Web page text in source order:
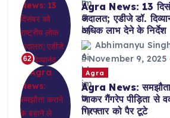
62
Agra News: 13
अदालत; एडीजे डॉ.
अधिक लाभ देने के निर्देश
Abhimanyu
November 9, 2025
Agra
Agra News:
जाकर गैंगरेप पीड़िता से
गिरफ्तार को पैर टूटे